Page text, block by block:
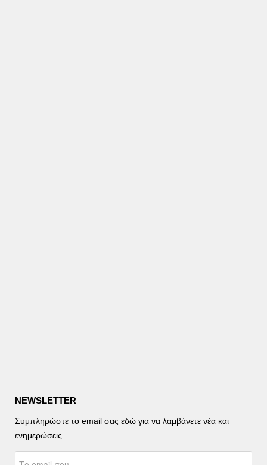
NEWSLETTER
Συμπληρώστε το email σας εδώ για να λαμβάνετε νέα και
ενημερώσεις